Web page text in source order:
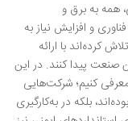
همه به برق و
و افزایش نیاز به
کرده‌اند با ارائه
صنعت پیدا کنند. در این
کنیم؛ شرکت‌هایی
بلکه در به‌کارگیری